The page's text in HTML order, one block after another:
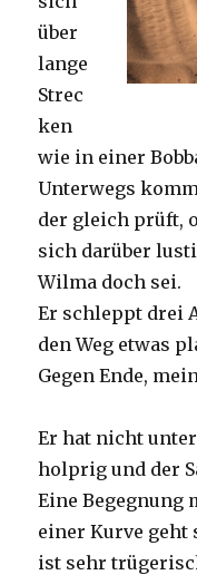
über
lange
Strec
ken
wie in einer
Unterwegs
der gleich prüft,
sich darüber
Wilma doch sei.
Er schleppt drei
den Weg etwas
Gegen Ende,
Er hat nicht
holprig und der
Eine Begegnung
einer Kurve geht
ist sehr